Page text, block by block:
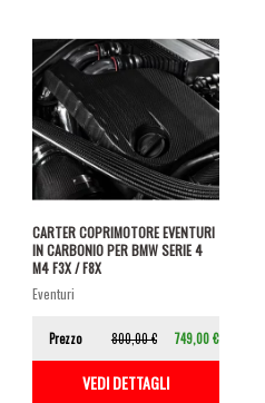
CARTER COPRIMOTORE EVENTURI
IN CARBONIO PER BMW SERIE 4
M4 F3X / F8X
eventuri
Prezzo 800,00 € 749,00 €
VEDI DETTAGLI